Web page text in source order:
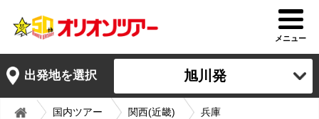
メニュー
出発地を選択 旭川発
国内ツアー 関西(近畿) 兵庫